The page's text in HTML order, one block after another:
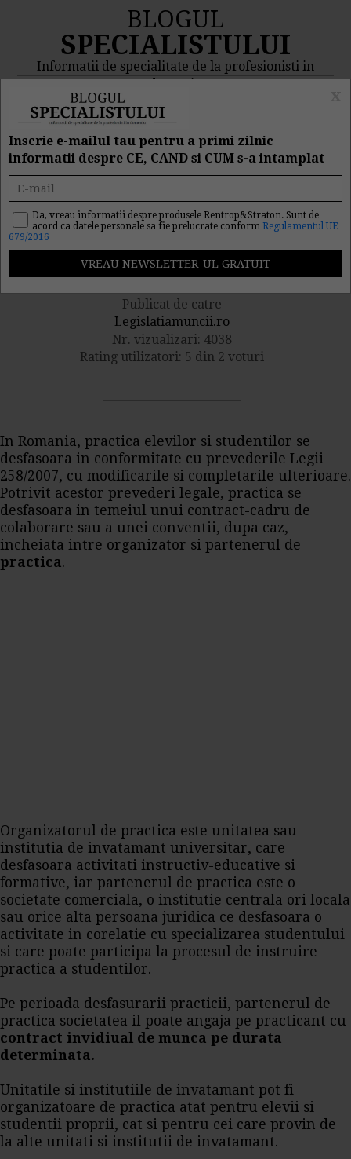
BLOGUL
SPECIALISTULUI
Informatii de specialitate de la profesionisti in
domeniu
MENIU
Practica la o societate
comerciala. Prevederi
legale
Publicat de catre
Legislatiamuncii.ro
Nr. vizualizari: 4038
Rating utilizatori: 5 din 2 voturi
In Romania, practica elevilor si studentilor se
desfasoara in conformitate cu prevederile Legii
258/2007, cu modificarile si completarile ulterioare.
Potrivit acestor prevederi legale, practica se
desfasoara in temeiul unui contract-cadru de
colaborare sau a unei conventii, dupa caz,
incheiata intre organizator si partenerul de
practica.
Organizatorul de practica este unitatea sau
institutia de invatamant universitar, care
desfasoara activitati instructiv-educative si
formative, iar partenerul de practica este o
societate comerciala, o institutie centrala ori locala
sau orice alta persoana juridica ce desfasoara o
activitate in corelatie cu specializarea studentului
si care poate participa la procesul de instruire
practica a studentilor.
Pe perioada desfasurarii practicii, partenerul de
practica societatea il poate angaja pe practicant cu
contract invidiual de munca pe durata
determinata.
Unitatile si institutiile de invatamant pot fi
organizatoare de practica atat pentru elevii si
studentii proprii, cat si pentru cei care provin de
la alte unitati si institutii de invatamant.
Inscrie e-mailul tau pentru a primi zilnic
informatii despre CE, CAND si CUM s-a intamplat
Da, vreau informatii despre produsele Rentrop&Straton. Sunt de
acord ca datele personale sa fie prelucrate conform Regulamentul UE
679/2016